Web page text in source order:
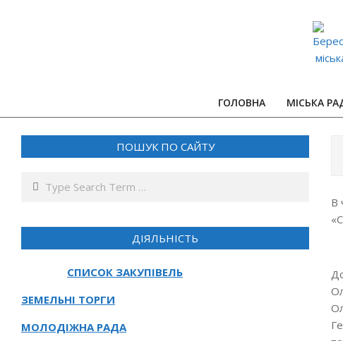
ГОЛОВНА МІСЬКА
В
ПОШУК ПО САЙТУ
Search
ДІЯЛЬНІСТЬ
СПИСОК ЗАКУПІВЕЛЬ
ЗЕМЕЛЬНІ ТОРГИ
МОЛОДІЖНА РАДА